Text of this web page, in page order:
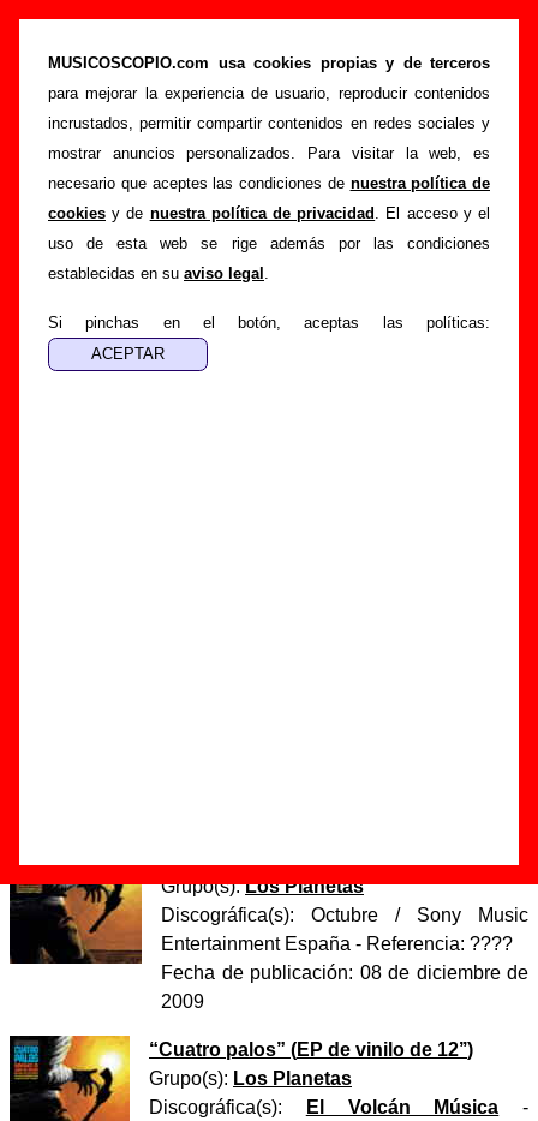
MUSICOSCOPIO.com usa cookies propias y de terceros
para mejorar la experiencia de usuario, reproducir contenidos
incrustados, permitir compartir contenidos en redes sociales y
mostrar anuncios personalizados. Para visitar la web, es
necesario que aceptes las condiciones de nuestra política de
cookies y de nuestra política de privacidad . El acceso y el
uso de esta web se rige además por las condiciones
establecidas en su aviso legal .
Si pinchas en el botón, aceptas las políticas:
“Romance de Juan de Osuna”, canción de
Los Planetas (Letra e información)
Portada >Los Planetas >Canciones
Romance de Juan de Osuna
Esta página pretende recopilar todo tipo de información
sobre la canción "Romance de Juan de Osuna
interpretada por
Los Planetas . Además de su letra, también
aparecerá información sobre el autor o los autores, sobre los
discos en los que está incluido este tema, sobre la grabación
del mismo, sobre versiones a cargo de otros grupos... Si
encuentras errores o tienes información adicional, puedes
Grupo(s):Los Planetas
Discográfica(s): Octubre / Sony Music
Entertainment España - Referencia: ????
Fecha de publicación: 08 de diciembre de
2009
“Cuatro palos” (EP de vinilo de 12’’)
Grupo(s): Los Planetas
Discográfica(s):
El Volcán Música -